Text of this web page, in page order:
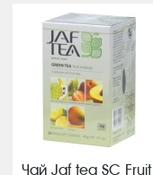
Чай Jaf tea SC Fruit